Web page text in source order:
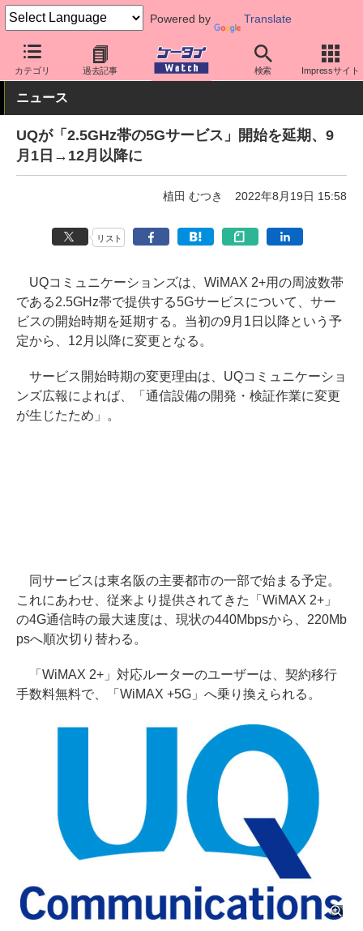
Powered by Translate
カテゴリ 過去記事 検索 Impressサイト
ケータイ Watch キャリア UQ 5G
ニュース
UQが「2.5GHz帯の5Gサービス」開始を延期、9
月1日→12月以降に
植田 むつき 2022年8月19日 15:58
リスト
UQコミュニケーションズは、WiMAX 2+用の周波数帯
である2.5GHz帯で提供する5Gサービスについて、サー
ビスの開始時期を延期する。当初の9月1日以降という予
定から、12月以降に変更となる。
サービス開始時期の変更理由は、UQコミュニケーショ
ンズ広報によれば、「通信設備の開発・検証作業に変更
が生じたため」。
同サービスは東名阪の主要都市の一部で始まる予定。
これにあわせ、従来より提供されてきた「WiMAX 2+」
の4G通信時の最大速度は、現状の440Mbpsから、220Mb
psへ順次切り替わる。
「WiMAX 2+」対応ルーターのユーザーは、契約移行
手数料無料で、「WiMAX +5G」へ乗り換えられる。